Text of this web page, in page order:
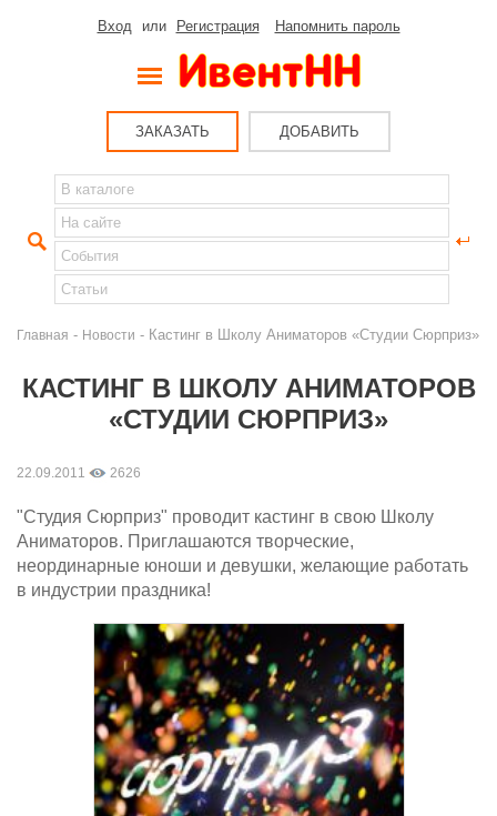
Вход или Регистрация Напомнить пароль
ЗАКАЗАТЬ ДОБАВИТЬ
Главная - Новости - Кастинг в Школу Аниматоров «Студии Сюрприз»
КАСТИНГ В ШКОЛУ АНИМАТОРОВ
«СТУДИИ СЮРПРИЗ»
22.09.2011 2626
"Студия Сюрприз" проводит кастинг в свою Школу
Аниматоров. Приглашаются творческие,
неординарные юноши и девушки, желающие работать
в индустрии праздника!